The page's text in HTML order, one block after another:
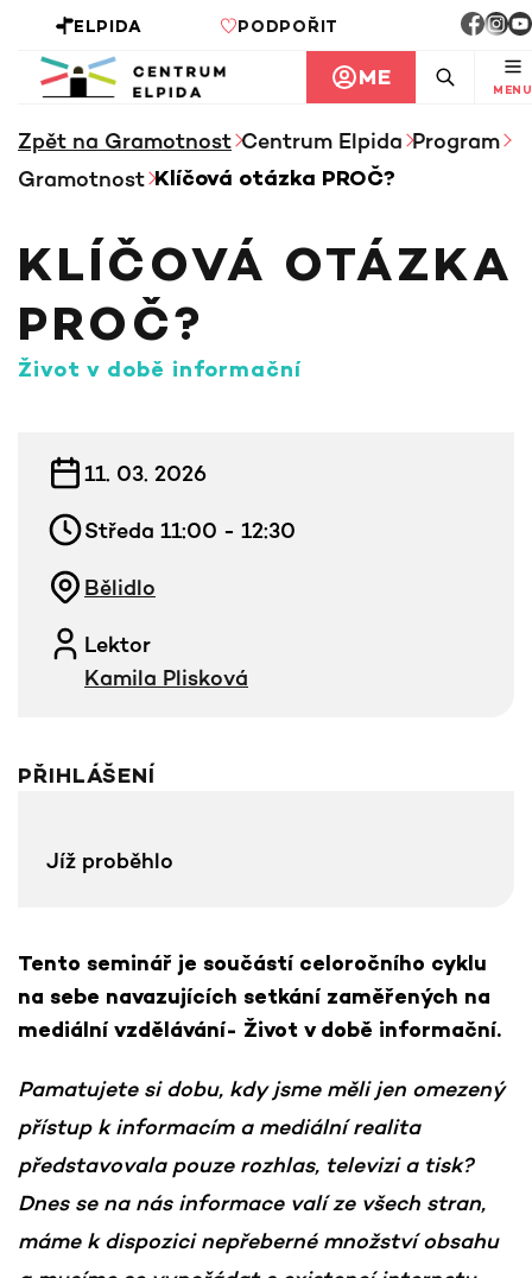
ELPIDA PODPOŘIT
ME MENU
Zpět na Gramotnost Centrum Elpida Program
Gramotnost Klíčová otázka PROČ?
KLÍČOVÁ OTÁZKA
PROČ?
Život v době informační
Tento seminář je součástí celoročního cyklu
na sebe navazujících setkání zaměřených na
mediální vzdělávání- Život v době informační.
Pamatujete si dobu, kdy jsme měli jen omezený
přístup k informacím a mediální realita
představovala pouze rozhlas, televizi a tisk?
Dnes se na nás informace valí ze všech stran,
máme k dispozici nepřeberné množství obsahu
11. 03. 2026
Středa 11:00 - 12:30
Bělidlo
Lektor
Kamila Plisková
PŘIHLÁŠENÍ
Jíž proběhlo